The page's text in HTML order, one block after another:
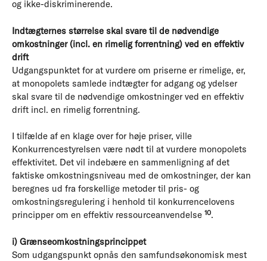
og ikke-diskriminerende.
Indtægternes størrelse skal svare til de nødvendige
omkostninger (incl. en rimelig forrentning) ved en effektiv
drift
Udgangspunktet for at vurdere om priserne er rimelige, er,
at monopolets samlede indtægter for adgang og ydelser
skal svare til de nødvendige omkostninger ved en effektiv
drift incl. en rimelig forrentning.
I tilfælde af en klage over for høje priser, ville
Konkurrencestyrelsen være nødt til at vurdere monopolets
effektivitet. Det vil indebære en sammenligning af det
faktiske omkostningsniveau med de omkostninger, der kan
beregnes ud fra forskellige metoder til pris- og
omkostningsregulering i henhold til konkurrencelovens
principper om en effektiv ressourceanvendelse 10.
i) Grænseomkostningsprincippet
Som udgangspunkt opnås den samfundsøkonomisk mest